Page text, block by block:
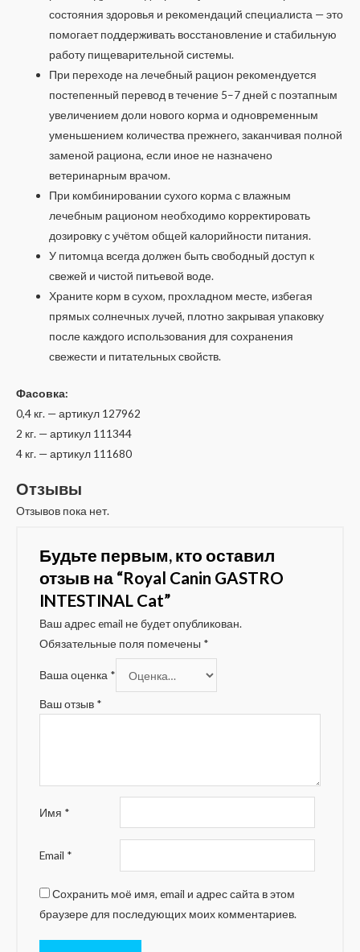
состояния здоровья и рекомендаций специалиста — это
помогает поддерживать восстановление и стабильную
работу пищеварительной системы.
При переходе на лечебный рацион рекомендуется
постепенный перевод в течение 5–7 дней с поэтапным
увеличением доли нового корма и одновременным
уменьшением количества прежнего, заканчивая полной
заменой рациона, если иное не назначено
ветеринарным врачом.
При комбинировании сухого корма с влажным
лечебным рационом необходимо корректировать
дозировку с учётом общей калорийности питания.
У питомца всегда должен быть свободный доступ к
свежей и чистой питьевой воде.
Храните корм в сухом, прохладном месте, избегая
прямых солнечных лучей, плотно закрывая упаковку
после каждого использования для сохранения
свежести и питательных свойств.
Фасовка:
0,4 кг. — артикул 127962
2 кг. — артикул 111344
4 кг. — артикул 111680
Отзывы
Отзывов пока нет.
Будьте первым, кто оставил
отзыв на “Royal Canin GASTRO
INTESTINAL Cat”
Ваш адрес email не будет опубликован.
Обязательные поля помечены *
Ваша оценка *
Ваш отзыв *
Имя *
Email *
Сохранить моё имя, email и адрес сайта в этом
браузере для последующих моих комментариев.